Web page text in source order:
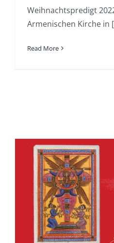
Weihnachtspredigt
Armenischen Kirche in
Read More